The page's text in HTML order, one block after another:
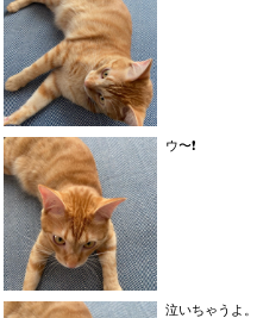
ウ〜❗️
泣いちゃうよ。